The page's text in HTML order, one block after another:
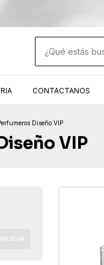
10% ADICIONAL CON
CONTACTANOS
Diseño VIP
VIP